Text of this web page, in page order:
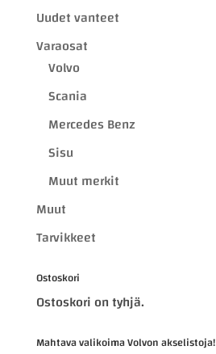
Uudet vanteet
Varaosat
Volvo
Scania
Mercedes Benz
Sisu
Muut merkit
Muut
Tarvikkeet
Ostoskori
Ostoskori on tyhjä.
Mahtava valikoima Volvon akselistoja!